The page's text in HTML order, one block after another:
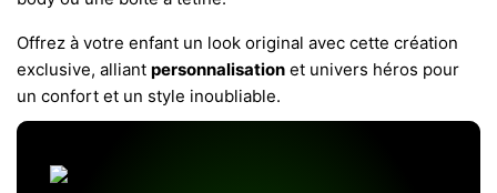
Offrez à votre enfant un look original avec cette création
exclusive, alliant personnalisation et univers héros pour
un confort et un style inoubliable.